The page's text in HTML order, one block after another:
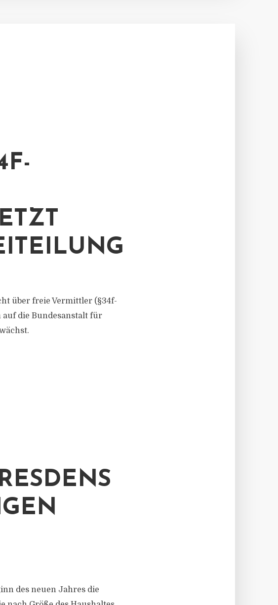
über freie Vermittler (§34f-
auf die Bundesanstalt für
des neuen Jahres die